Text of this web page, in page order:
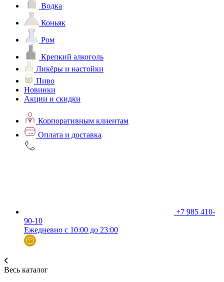
Водка
Коньяк
Ром
Крепкий алкоголь
Ликёры и настойки
Пиво
Новинки
Акции и скидки
Корпоративным клиентам
Оплата и доставка
+7 985 410-
90-10
Ежедневно с 10:00 до 23:00
Весь каталог